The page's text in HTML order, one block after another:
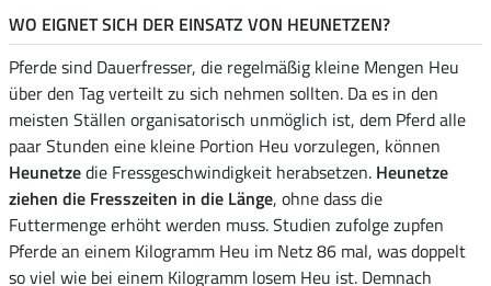
WO EIGNET SICH DER EINSATZ VON HEUNETZEN?
Pferde sind Dauerfresser, die regelmäßig kleine Mengen Heu
über den Tag verteilt zu sich nehmen sollten. Da es in den
meisten Ställen organisatorisch unmöglich ist, dem Pferd alle
paar Stunden eine kleine Portion Heu vorzulegen, können
Heunetzedie Fressgeschwindigkeit herabsetzen. Heunetze
ziehen die Fresszeiten in die Länge, ohne dass die
Futtermenge erhöht werden muss. Studien zufolge zupfen
Pferde an einem Kilogramm Heu im Netz 86 mal, was doppelt
so viel wie bei einem Kilogramm losem Heu ist. Demnach